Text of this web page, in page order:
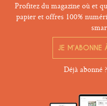
Profitez du magazine où et
papier et offres 100%
JE M’ABONNE
Déjà abonné ?